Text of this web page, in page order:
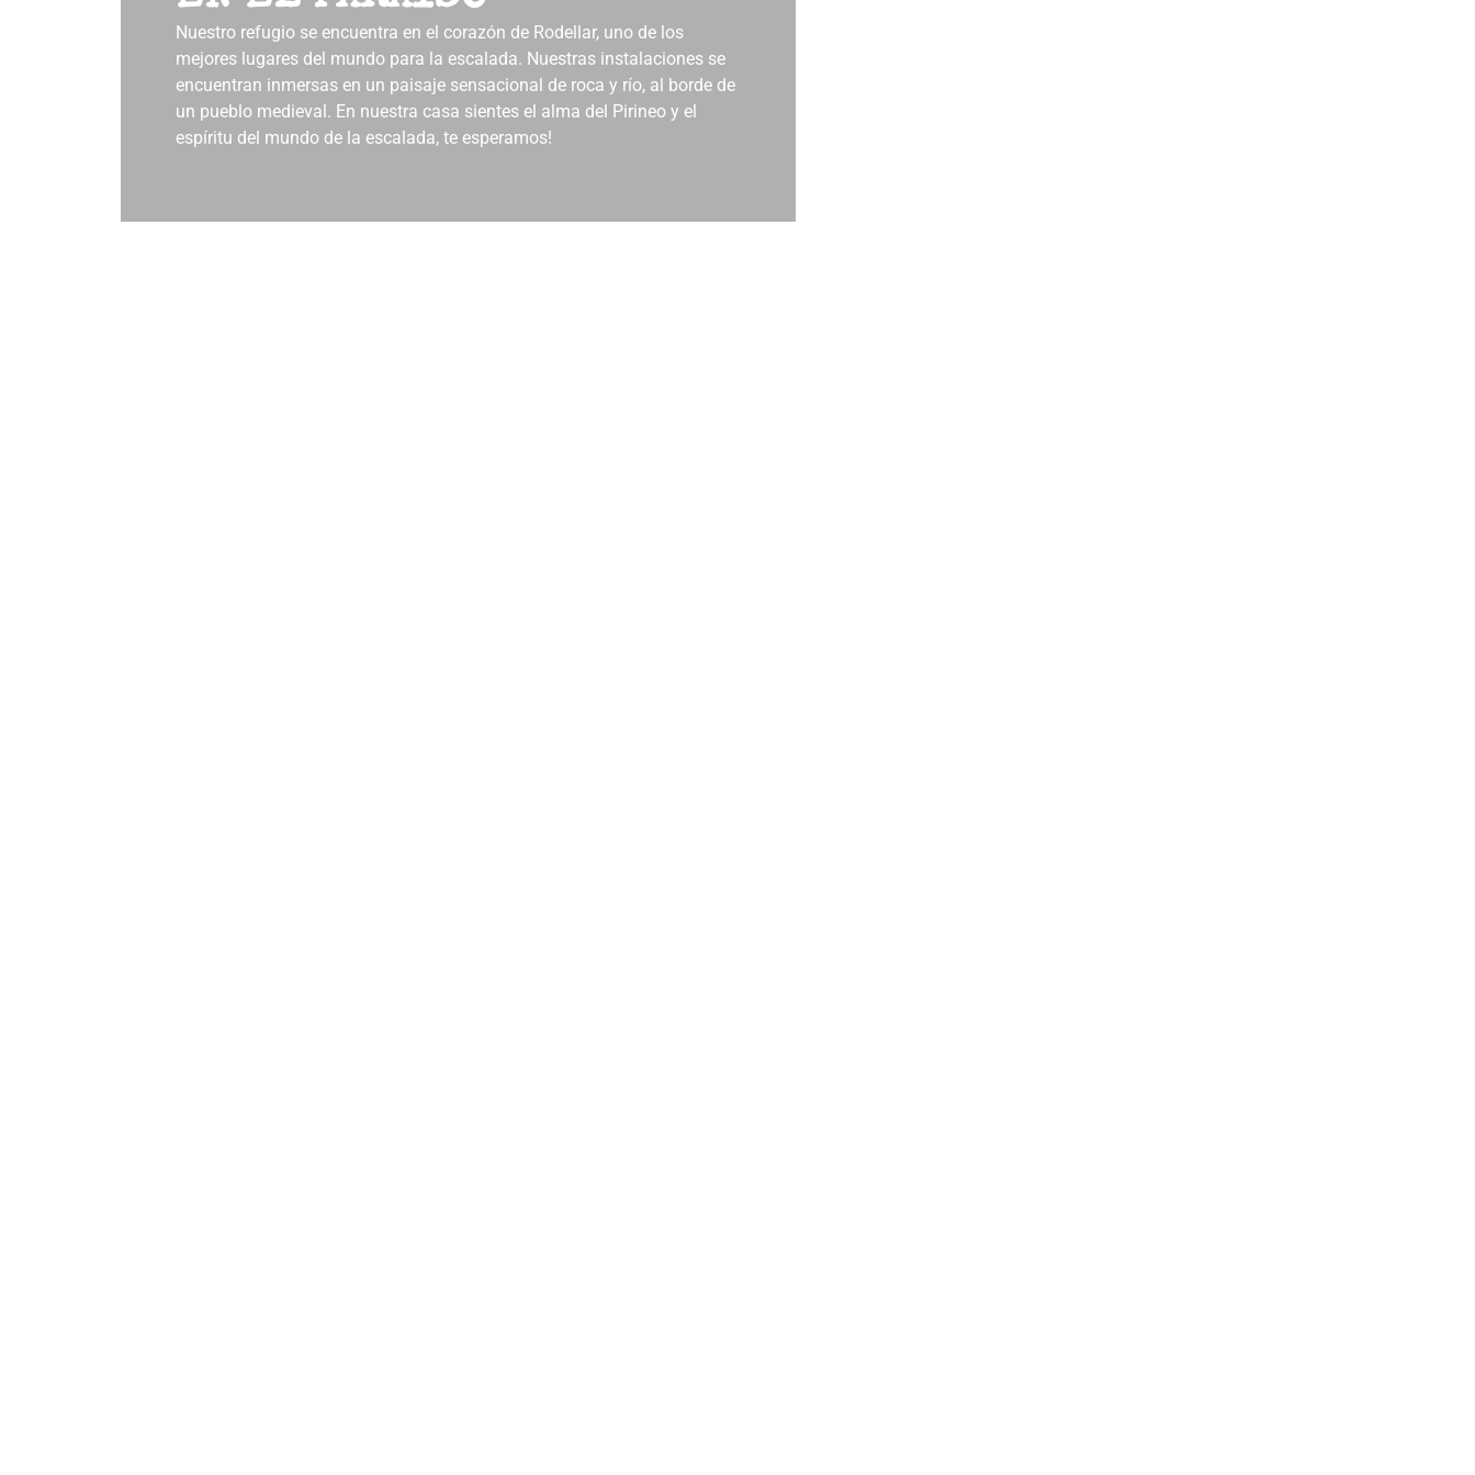
Nuestro refugio se encuentra en el corazón de Rodellar, uno de los
mejores lugares del mundo para la escalada. Nuestras instalaciones se
encuentran inmersas en un paisaje sensacional de roca y río, al borde de
un pueblo medieval. En nuestra casa sientes el alma del Pirineo y el
espíritu del mundo de la escalada, te esperamos!